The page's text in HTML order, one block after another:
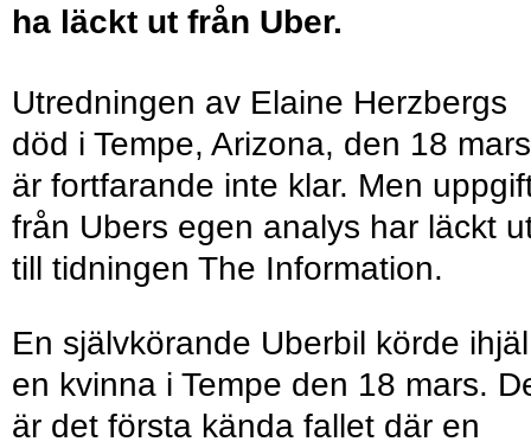
ha läckt ut från Uber.
Utredningen av Elaine Herzbergs
död i Tempe, Arizona, den 18 mars
är fortfarande inte klar. Men
från Ubers egen analys har läckt
till tidningen The Information.
En själv­körande Uber­bil körde ihjäl
en kvinna i Tempe den 18 mars.
är det första kända fallet där en